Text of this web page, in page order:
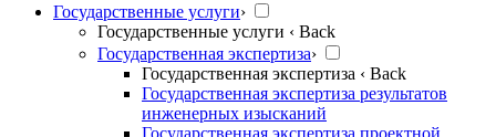
Государственные услуги›
Государственные услуги ‹ Back
Государственная экспертиза›
Государственная экспертиза ‹ Back
Государственная экспертиза результатов
инженерных изысканий
Государственная экспертиза проектной